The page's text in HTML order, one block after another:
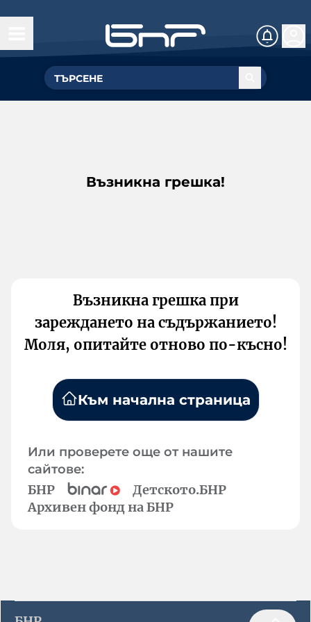
Възникна грешка!
Възникна грешка при
зареждането на съдържанието!
Моля, опитайте отново по-късно!
Към начална страница
Или проверете още от нашите
сайтове:
БНР
Детското.БНР
Архивен фонд на БНР